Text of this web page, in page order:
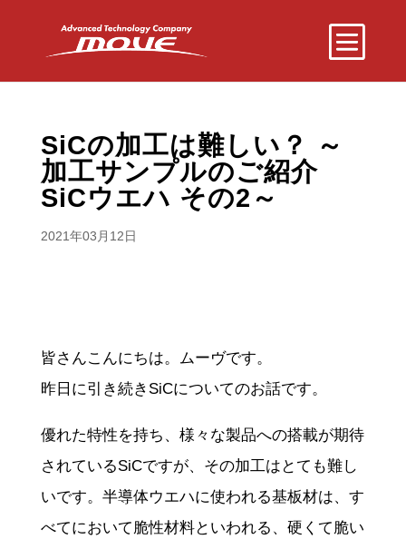
SiCの加工は難しい？ ～
加工サンプルのご紹介
SiCウエハ その2～
2021年03月12日
皆さんこんにちは。ムーヴです。
昨日に引き続きSiCについてのお話です。
優れた特性を持ち、様々な製品への搭載が期待
されているSiCですが、その加工はとても難し
いです。半導体ウエハに使われる基板材は、す
べてにおいて脆性材料といわれる、硬くて脆い